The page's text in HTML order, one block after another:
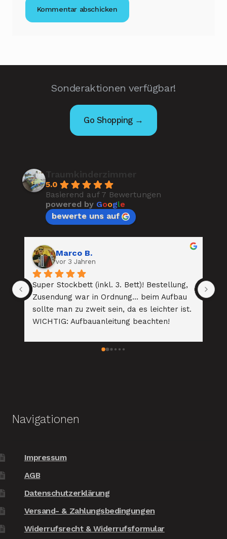
Sonderaktionen verfügbar!
Go Shopping →
5.0
Basierend auf 7 Bewertungen
powered by Google
bewerte uns auf
Mona Riffler
vor 4 Jahren
Super tolles Kinderbett aus hochwertigen
Materialien zu absolut passablen Preisen!
Sehr, sehr netter und kundenorientierter
Kontakt mit der Chefin. Das Bett für
wieder von Ihnen, wenn die Zeit reif ist!!!
Navigationen
Impressum
AGB
Datenschutzerklärung
Versand- & Zahlungsbedingungen
Widerrufsrecht & Widerrufsformular